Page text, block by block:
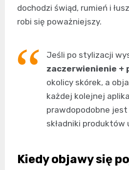
dochodzi świąd, rumień i
robi się poważniejszy.
Jeśli po stylizacji
zaczerwienienie +
okolicy skórek, a
każdej kolejnej
prawdopodobne jest
składniki produktów
Kiedy objawy się